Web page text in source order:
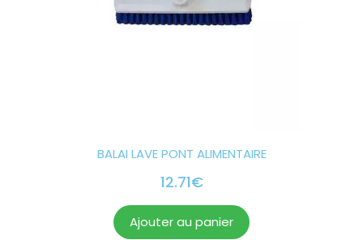
BALAI LAVE PONT ALIMENTAIRE
12.71€
Ajouter au panier